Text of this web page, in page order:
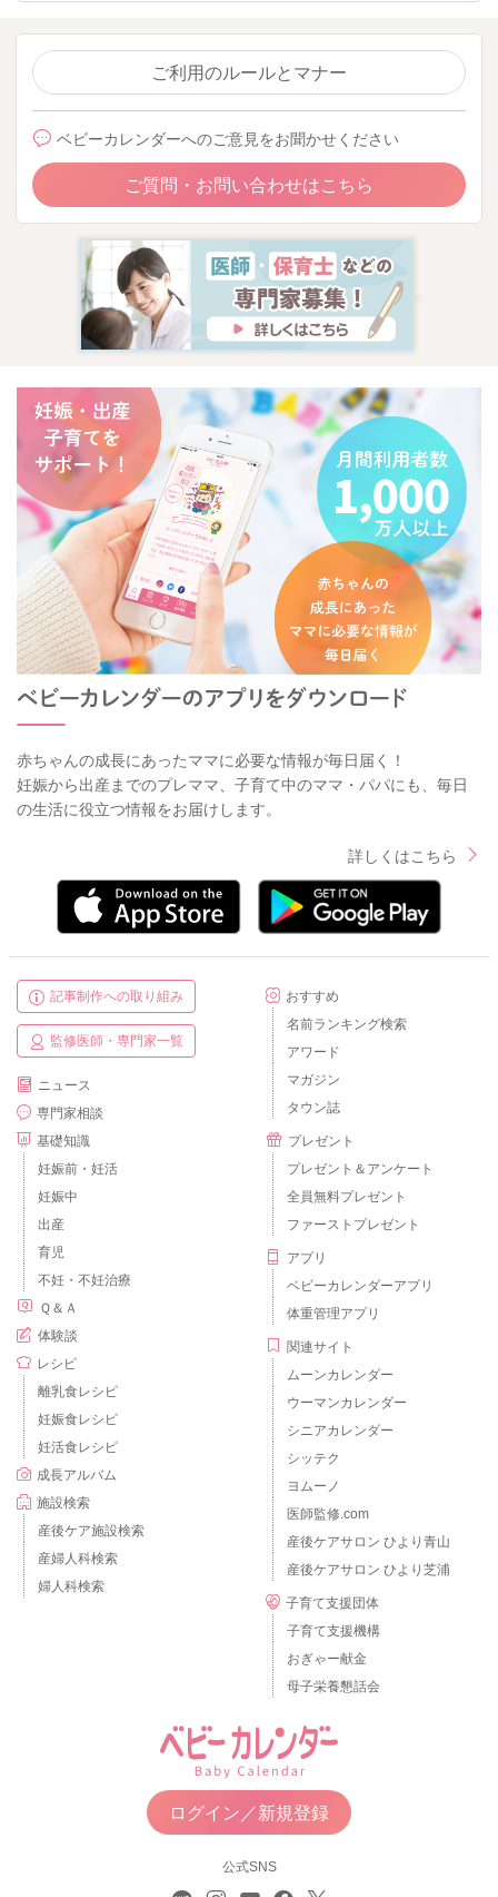
ご利用のルールとマナー
ベビーカレンダーへのご意見をお聞かせください
ご質問・お問い合わせはこちら
赤ちゃんの成長にあったママに必要な情報が毎日届く！
妊娠から出産までのプレママ、子育て中のママ・パパにも、毎日
の生活に役立つ情報をお届けします。
詳しくはこちら
記事制作への取り組み
監修医師・専門家一覧
ニュース
専門家相談
基礎知識
妊娠前・妊活
妊娠中
出産
育児
不妊・不妊治療
Ｑ＆Ａ
体験談
レシピ
離乳食レシピ
妊娠食レシピ
妊活食レシピ
成長アルバム
施設検索
産後ケア施設検索
産婦人科検索
婦人科検索
おすすめ
名前ランキング検索
アワード
マガジン
タウン誌
プレゼント
プレゼント＆アンケート
全員無料プレゼント
ファーストプレゼント
アプリ
ベビーカレンダーアプリ
体重管理アプリ
関連サイト
ムーンカレンダー
ウーマンカレンダー
シニアカレンダー
シッテク
ヨムーノ
医師監修.com
産後ケアサロン ひより青山
産後ケアサロン ひより芝浦
子育て支援団体
子育て支援機構
おぎゃー献金
母子栄養懇話会
ログイン／新規登録
公式SNS